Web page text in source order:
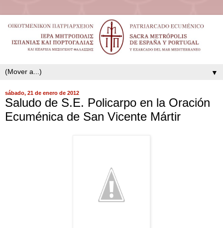
▼
sábado, 21 de enero de 2012
Saludo de S.E. Policarpo en la Oración
Ecuménica de San Vicente Mártir